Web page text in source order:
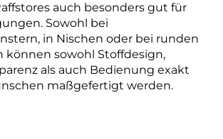
auch besonders gut für
Sowohl bei
in Nischen oder bei runden
können sowohl Stoffdesign,
als auch Bedienung exakt
maßgefertigt werden.